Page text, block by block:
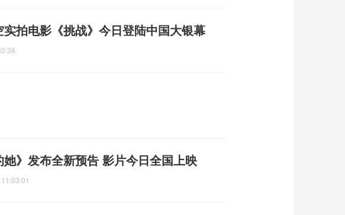
实拍电影《挑战》今日登陆中国大银幕
她》发布全新预告 影片今日全国上映